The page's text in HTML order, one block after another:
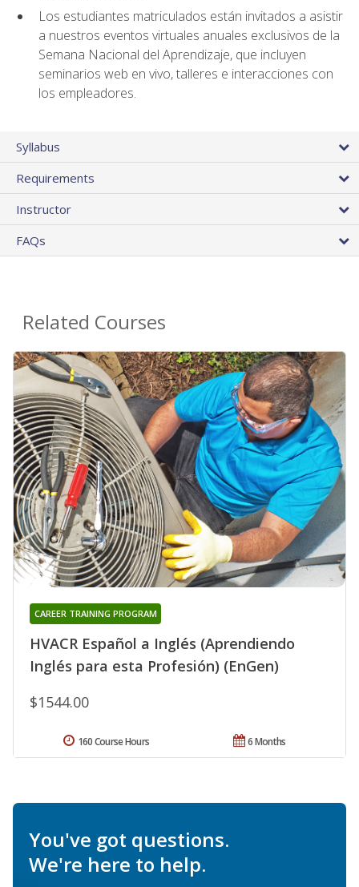
Los estudiantes matriculados están invitados a asistir
a nuestros eventos virtuales anuales exclusivos de la
Semana Nacional del Aprendizaje, que incluyen
seminarios web en vivo, talleres e interacciones con
los empleadores.
Syllabus
Requirements
Instructor
FAQs
Related Courses
HVACR Español a Inglés (Aprendiendo
Inglés para esta Profesión) (EnGen)
CAREER TRAINING PROGRAM
$1544.00
6 Months
160 Course Hours
You've got questions.
We're here to help.